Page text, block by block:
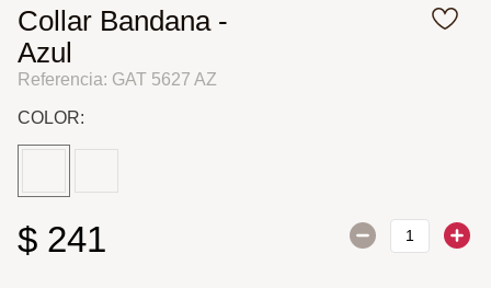
Collar Bandana -
Azul
Referencia: GAT 5627 AZ
COLOR:
$ 241